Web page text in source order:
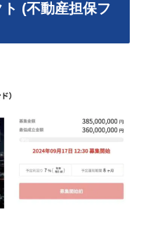
(不動産担保フ